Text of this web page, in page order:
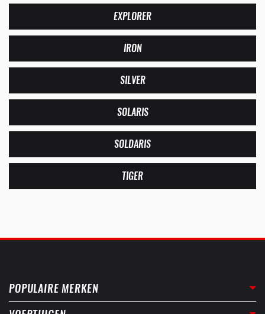
EXPLORER
IRON
SILVER
SOLARIS
SOLDARIS
TIGER
POPULAIRE MERKEN